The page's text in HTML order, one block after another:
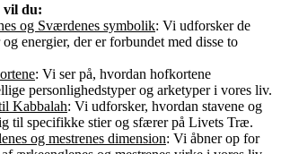
vil du:
og Sværdenes symbolik: Vi udforsker de
energier, der er forbundet med disse to
: Vi ser på, hvordan hofkortene
personlighedstyper og arketyper i vores liv.
Kabbalah: Vi udforsker, hvordan stavene og
til specifikke stier og sfærer på Livets Træ.
og mestrenes dimension: Vi åbner op for